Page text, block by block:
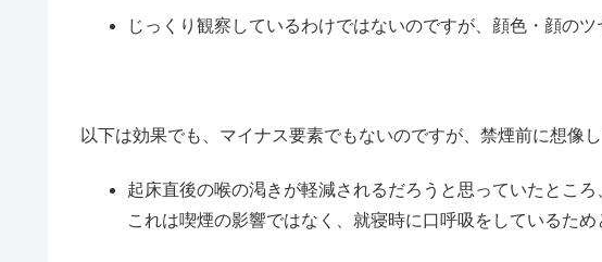
じっくり観察しているわけではないのですが、顔色・顔のツ
以下は効果でも、マイナス要素でもないのですが、禁煙前に想像
起床直後の喉の渇きが軽減されるだろうと思っていたとこ
これは喫煙の影響ではなく、就寝時に口呼吸をしているため